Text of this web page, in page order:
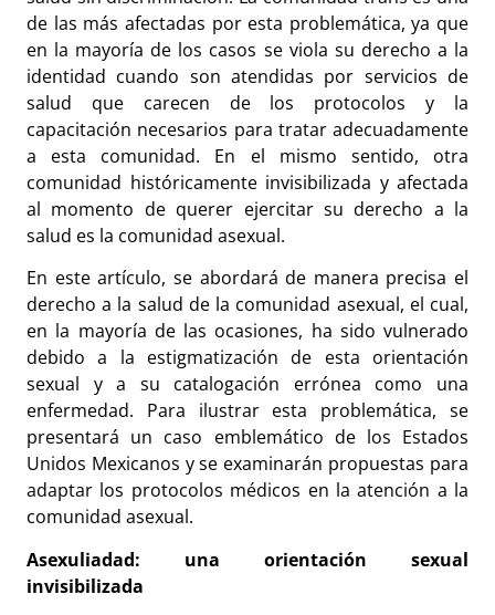
de las más afectadas por esta problemática, ya que
en la mayoría de los casos se viola su derecho a la
identidad cuando son atendidas por servicios de
salud que carecen de los protocolos y la
capacitación necesarios para tratar adecuadamente
a esta comunidad. En el mismo sentido, otra
comunidad históricamente invisibilizada y afectada
al momento de querer ejercitar su derecho a la
salud es la comunidad asexual.
En este artículo, se abordará de manera precisa el
derecho a la salud de la comunidad asexual, el cual,
en la mayoría de las ocasiones, ha sido vulnerado
debido a la estigmatización de esta orientación
sexual y a su catalogación errónea como una
enfermedad. Para ilustrar esta problemática, se
presentará un caso emblemático de los Estados
Unidos Mexicanos y se examinarán propuestas para
adaptar los protocolos médicos en la atención a la
comunidad asexual.
Asexuliadad: una orientación sexual
invisibilizada